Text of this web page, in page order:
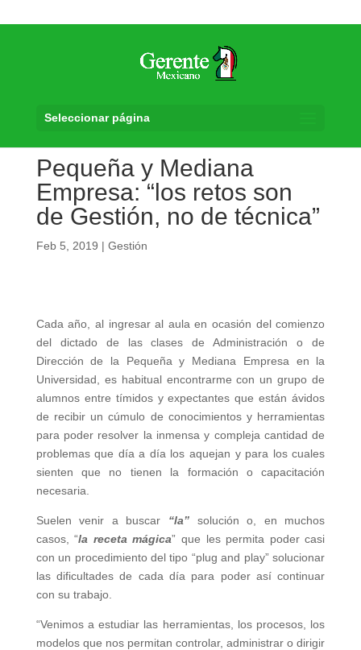
Seleccionar página
Pequeña y Mediana
Empresa: “los retos son
de Gestión, no de técnica”
Feb 5, 2019 | Gestión
Cada año, al ingresar al aula en ocasión del comienzo
del dictado de las clases de Administración o de
Dirección de la Pequeña y Mediana Empresa en la
Universidad, es habitual encontrarme con un grupo de
alumnos entre tímidos y expectantes que están ávidos
de recibir un cúmulo de conocimientos y herramientas
para poder resolver la inmensa y compleja cantidad de
problemas que día a día los aquejan y para los cuales
sienten que no tienen la formación o capacitación
necesaria.
Suelen venir a buscar “la” solución o, en muchos
casos, “la receta mágica” que les permita poder casi
con un procedimiento del tipo “plug and play” solucionar
las dificultades de cada día para poder así continuar
con su trabajo.
“Venimos a estudiar las herramientas, los procesos, los
modelos que nos permitan controlar, administrar o dirigir